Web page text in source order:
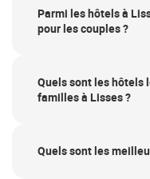
Parmi les hôtels à
pour les couples ?
Quels sont les hôtels
familles à Lisses ?
Quels sont les